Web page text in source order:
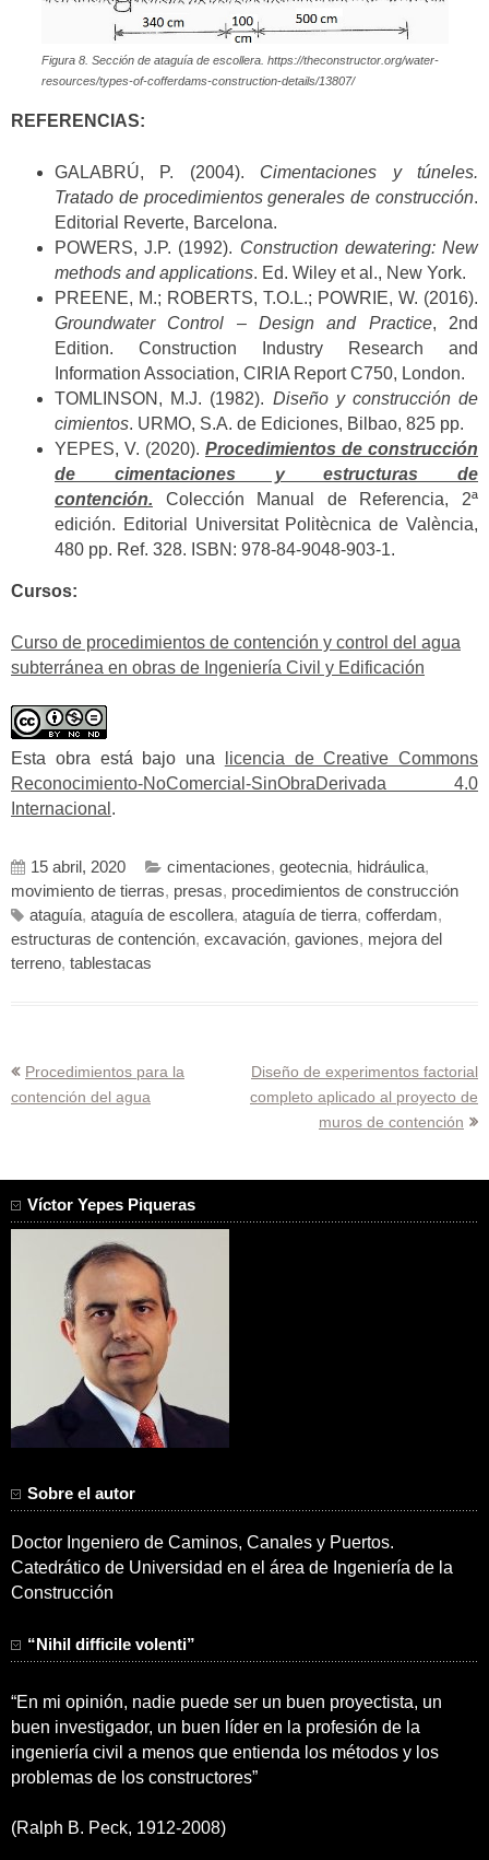
Figura 8. Sección de ataguía de escollera. https://theconstructor.org/water-
resources/types-of-cofferdams-construction-details/13807/
REFERENCIAS:
GALABRÚ, P. (2004). Cimentaciones y túneles.
Tratado de procedimientos generales de construcción.
Editorial Reverte, Barcelona.
POWERS, J.P. (1992). Construction dewatering: New
methods and applications. Ed. Wiley et al., New York.
PREENE, M.; ROBERTS, T.O.L.; POWRIE, W. (2016).
Groundwater Control – Design and Practice, 2nd
Edition. Construction Industry Research and
Information Association, CIRIA Report C750, London.
TOMLINSON, M.J. (1982). Diseño y construcción de
cimientos. URMO, S.A. de Ediciones, Bilbao, 825 pp.
YEPES, V. (2020). Procedimientos de construcción
de cimentaciones y estructuras de
contención. Colección Manual de Referencia, 2ª
edición. Editorial Universitat Politècnica de València,
480 pp. Ref. 328. ISBN: 978-84-9048-903-1.
Cursos:
Curso de procedimientos de contención y control del agua
subterránea en obras de Ingeniería Civil y Edificación
Esta obra está bajo una
licencia de Creative Commons
Reconocimiento-NoComercial-SinObraDerivada 4.0
Internacional .
15 abril, 2020 cimentaciones, geotecnia, hidráulica,
movimiento de tierras, presas, procedimientos de construcción
ataguía, ataguía de escollera, ataguía de tierra, cofferdam,
estructuras de contención, excavación, gaviones, mejora del
terreno, tablestacas
Navegación
de
Procedimientos para la
contención del agua
Diseño de experimentos factorial
completo aplicado al proyecto de
muros de contención
Víctor Yepes Piqueras
Sobre el autor
Doctor Ingeniero de Caminos, Canales y Puertos.
Catedrático de Universidad en el área de Ingeniería de la
Construcción
“Nihil difficile volenti”
“En mi opinión, nadie puede ser un buen proyectista, un
buen investigador, un buen líder en la profesión de la
ingeniería civil a menos que entienda los métodos y los
problemas de los constructores”
(Ralph B. Peck, 1912-2008)